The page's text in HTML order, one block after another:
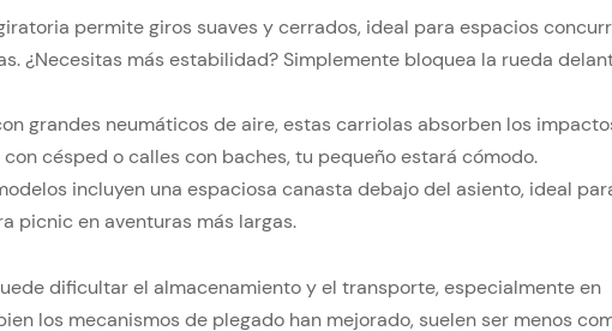
permite giros suaves y cerrados, ideal para espacios
¿Necesitas más estabilidad? Simplemente bloquea la rueda
grandes neumáticos de aire, estas carriolas absorben los
césped o calles con baches, tu pequeño estará cómodo.
incluyen una espaciosa canasta debajo del asiento, ideal
picnic en aventuras más largas.
dificultar el almacenamiento y el transporte, especialmente en
los mecanismos de plegado han mejorado, suelen ser menos